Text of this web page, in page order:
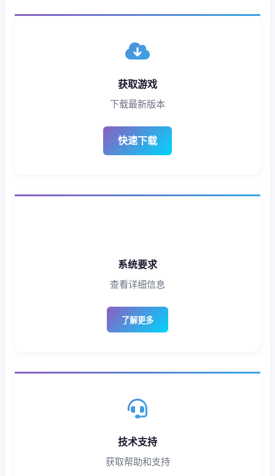
获取游戏
下载最新版本
快速下载
系统要求
查看详细信息
了解更多
技术支持
获取帮助和支持